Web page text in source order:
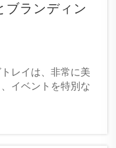
ブランディン
レイは、非常に美
イベントを特別な
、ピクニック、あ
など、さまざまな
適です。XPICで